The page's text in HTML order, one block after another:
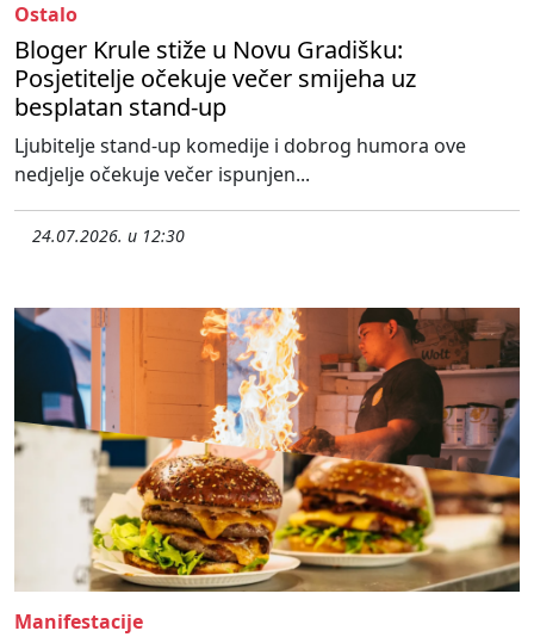
Ostalo
Bloger Krule stiže u Novu Gradišku:
Posjetitelje očekuje večer smijeha uz
besplatan stand-up
Ljubitelje stand-up komedije i dobrog humora ove
nedjelje očekuje večer ispunjen...
24.07.2026. u 12:30
Manifestacije